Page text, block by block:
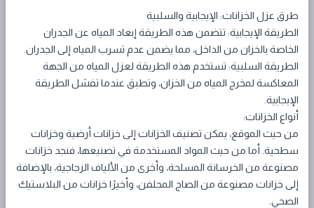
طرق عزل الخزانات: الإيجابية والسلبية
الطريقة الإيجابية: تتضمن هذه الطريقة إبعاد المياه عن الجدران
الخاصة بالخزان من الداخل، مما يضمن عدم تسرب المياه إلى الجدران.
الطريقة السلبية: تستخدم هذه الطريقة لعزل المياه من الجهة
المعاكسة لمخرج المياه من الخزان، وتطبق عندما تفشل الطريقة
الإيجابية.
أنواع الخزانات:
من حيث الموقع، يمكن تصنيف الخزانات إلى خزانات أرضية وخزانات
سطحية. أما من حيث المواد المستخدمة في تصنيعها، فنجد خزانات
مصنوعة من الخرسانة المسلحة، وأخرى من الألياف الزجاجية، بالإضافة
إلى خزانات مصنوعة من الصاج المجلفن، وأخيرًا خزانات من البلاستيك
الصحي.